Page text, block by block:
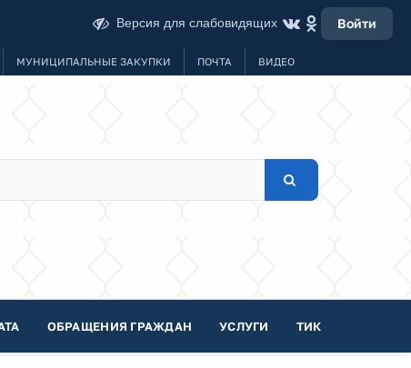
Версия для слабовидящих Войти
МУНИЦИПАЛЬНЫЕ ЗАКУПКИ ПОЧТА ВИДЕО
ОБРАЩЕНИЯ ГРАЖДАН УСЛУГИ ТИК